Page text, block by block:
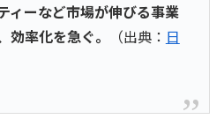
ィーなど市場が伸びる事業
率化を急ぐ。
（出典： 日